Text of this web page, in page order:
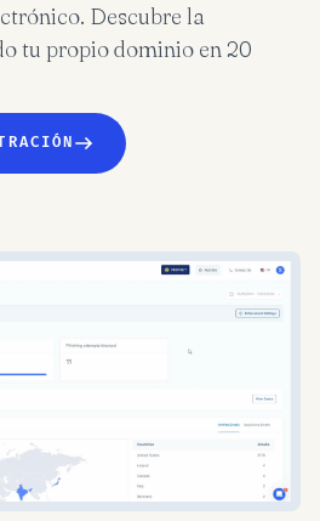
Descubre la
tu propio dominio en 20